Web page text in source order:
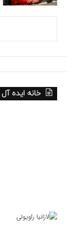
خانه ایده آل